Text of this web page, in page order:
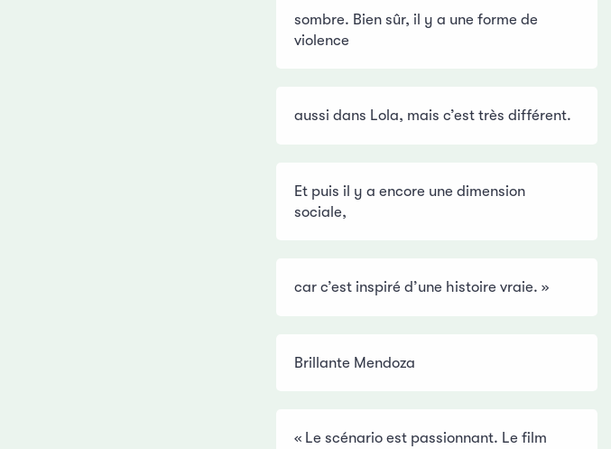
sombre. Bien sûr, il y a une forme de
violence
aussi dans Lola, mais c’est très différent.
Et puis il y a encore une dimension
sociale,
car c’est inspiré d’une histoire vraie. »
Brillante Mendoza
« Le scénario est passionnant. Le film